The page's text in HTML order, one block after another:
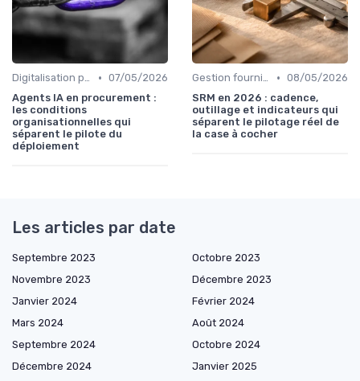
Digitalisation processus • 07/05/2026
Agents IA en procurement :
les conditions
organisationnelles qui
séparent le pilote du
déploiement
Gestion fournisseurs • 08/05/2026
SRM en 2026 : cadence,
outillage et indicateurs qui
séparent le pilotage réel de
la case à cocher
Les articles par date
Septembre 2023
Octobre 2023
Novembre 2023
Décembre 2023
Janvier 2024
Février 2024
Mars 2024
Août 2024
Septembre 2024
Octobre 2024
Décembre 2024
Janvier 2025